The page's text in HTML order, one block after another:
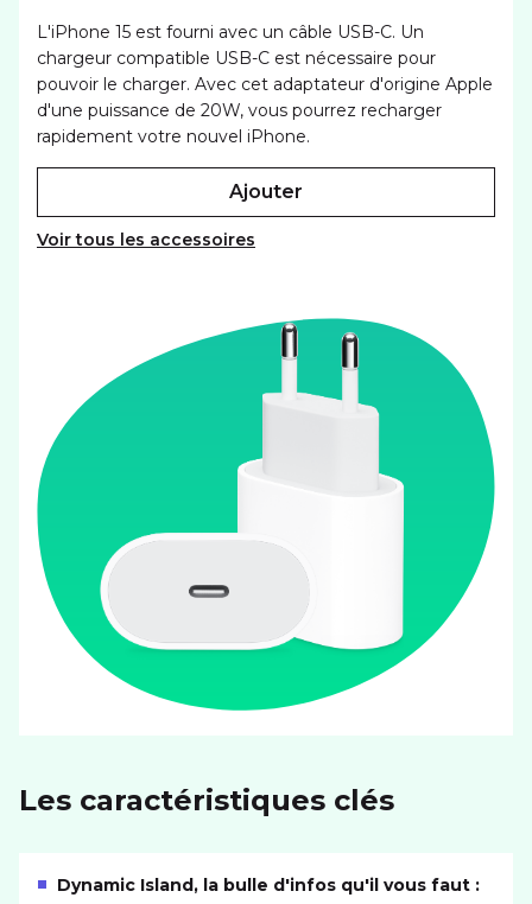
L'iPhone 15 est fourni avec un câble USB-C. Un
chargeur compatible USB-C est nécessaire pour
pouvoir le charger. Avec cet adaptateur d'origine Apple
d'une puissance de 20W, vous pourrez recharger
rapidement votre nouvel iPhone.
ajouter
Voir tous les accessoires
Les caractéristiques clés
Dynamic Island, la bulle d'infos qu'il vous faut :